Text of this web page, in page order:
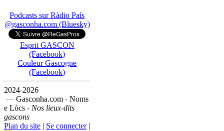
Podcasts sur Ràdio País
@gasconha.com (Bluesky)
Esprit GASCON
(Facebook)
Couleur Gascogne
(Facebook)
2024-2026
— Gasconha.com - Noms
e Lòcs - Nos lieux-dits
gascons
Plan du site | Se connecter|